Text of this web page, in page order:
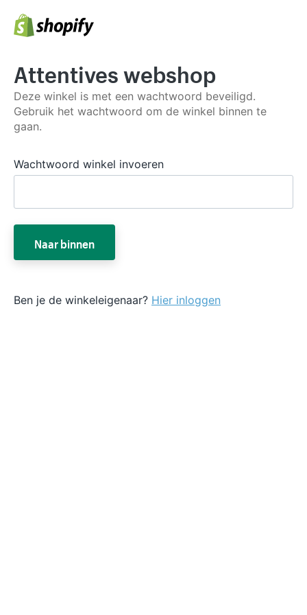
Attentives webshop
Deze winkel is met een wachtwoord beveiligd.
Gebruik het wachtwoord om de winkel binnen te
gaan.
Wachtwoord winkel invoeren
Naar binnen
Ben je de winkeleigenaar? Hier inloggen